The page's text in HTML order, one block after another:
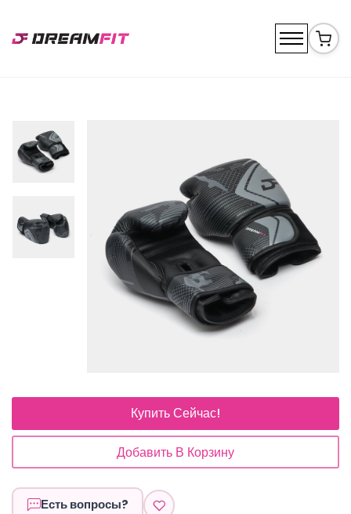
Купить Сейчас!
Добавить В Корзину
Есть вопросы?